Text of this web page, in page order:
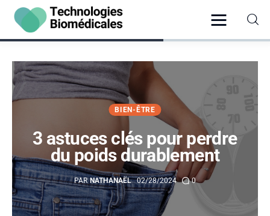
Santé
Psychologie
Bien-être
Hygiène
BIEN-ÊTRE
3 astuces clés pour perdre
du poids durablement
PAR NATHANAËL 02/28/2024 0